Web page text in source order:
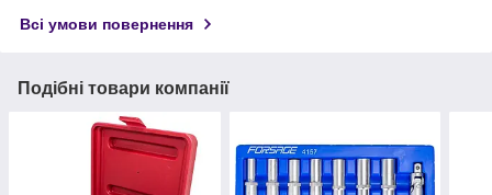
Всі умови повернення
Подібні товари компанії